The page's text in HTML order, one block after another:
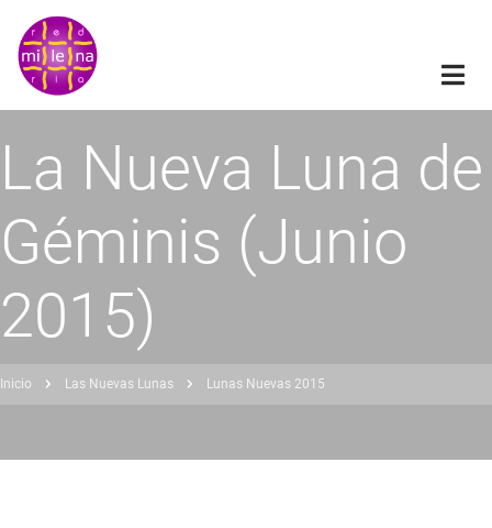
Pasar
contenido
principal
La Nueva Luna de
Géminis (Junio
2015)
Inicio Las Nuevas Lunas Lunas Nuevas 2015